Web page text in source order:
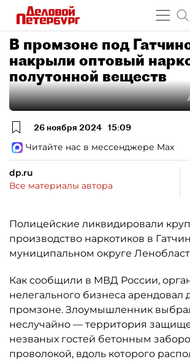
В промзоне под
накрыли оптовый
полутонной веществ
26 ноября 2024 15:09
Читайте нас в мессенджере Max
dp.ru
Все материалы автора
Полицейские ликвидировали
производство наркотиков в
муниципальном округе
Как сообщили в МВД России,
нелегального бизнеса арендовал
промзоне. Злоумышленник
неслучайно — территория
незваных гостей бетонным
проволокой, вдоль которого